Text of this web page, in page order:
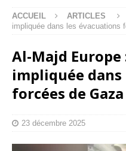
ACCUEIL ARTICLES
impliquée dans les évacuations
Al-Majd Europe
impliquée
forcées de Gaza
23 décembre 2025